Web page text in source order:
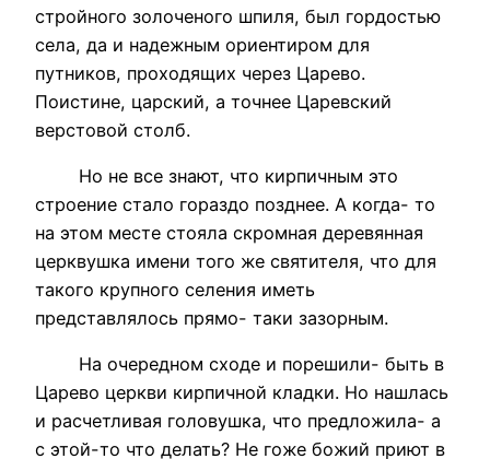
стройного золоченого шпиля, был гордостью
села, да и надежным ориентиром для
путников, проходящих через Царево.
Поистине, царский, а точнее Царевский
верстовой столб.
Но не все знают, что кирпичным это
строение стало гораздо позднее. А когда- то
на этом месте стояла скромная деревянная
церквушка имени того же святителя, что для
такого крупного селения иметь
представлялось прямо- таки зазорным.
На очередном сходе и порешили- быть в
Царево церкви кирпичной кладки. Но нашлась
и расчетливая головушка, что предложила- а
с этой-то что делать? Не гоже божий приют в